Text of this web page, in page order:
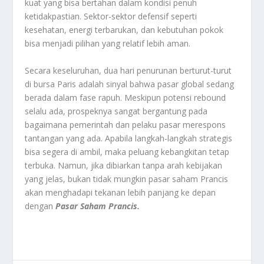
kuat yang bisa bertahan dalam kondisi penuh
ketidakpastian. Sektor-sektor defensif seperti
kesehatan, energi terbarukan, dan kebutuhan pokok
bisa menjadi pilihan yang relatif lebih aman.
Secara keseluruhan, dua hari penurunan berturut-turut
di bursa Paris adalah sinyal bahwa pasar global sedang
berada dalam fase rapuh. Meskipun potensi rebound
selalu ada, prospeknya sangat bergantung pada
bagaimana pemerintah dan pelaku pasar merespons
tantangan yang ada. Apabila langkah-langkah strategis
bisa segera di ambil, maka peluang kebangkitan tetap
terbuka. Namun, jika dibiarkan tanpa arah kebijakan
yang jelas, bukan tidak mungkin pasar saham Prancis
akan menghadapi tekanan lebih panjang ke depan
denganPasar Saham Prancis.